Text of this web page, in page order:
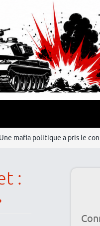
mafia politique a pris le
: